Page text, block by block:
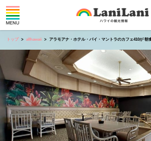
トップ allhawaii アラモアナ・ホテル・バイ・マントラのカフェ410が 朝